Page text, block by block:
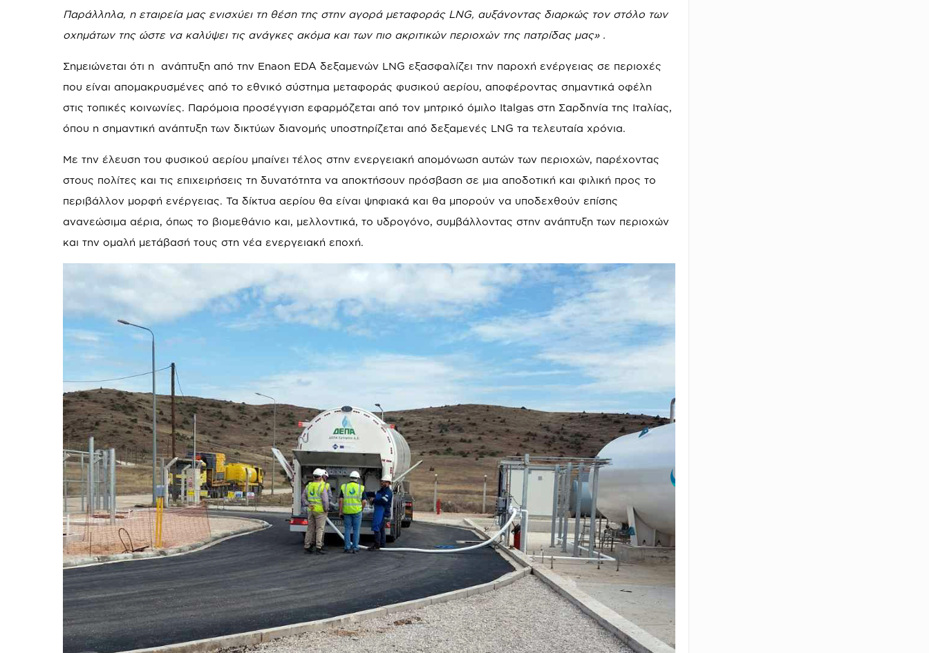
Παράλληλα, η εταιρεία μας ενισχύει τη θέση της στην αγορά μεταφοράς LNG, αυξάνοντας διαρκώς τον στόλο των
οχημάτων της ώστε να καλύψει τις ανάγκες ακόμα και των πιο ακριτικών περιοχών της πατρίδας μας» .
Σημειώνεται ότι η ανάπτυξη από την Enaon EDA δεξαμενών LNG εξασφαλίζει την παροχή ενέργειας σε περιοχές
που είναι απομακρυσμένες από το εθνικό σύστημα μεταφοράς φυσικού αερίου, αποφέροντας σημαντικά οφέλη
στις τοπικές κοινωνίες. Παρόμοια προσέγγιση εφαρμόζεται από τον μητρικό όμιλο Italgas στη Σαρδηνία της Ιταλίας,
όπου η σημαντική ανάπτυξη των δικτύων διανομής υποστηρίζεται από δεξαμενές LNG τα τελευταία χρόνια.
Με την έλευση του φυσικού αερίου μπαίνει τέλος στην ενεργειακή απομόνωση αυτών των περιοχών, παρέχοντας
στους πολίτες και τις επιχειρήσεις τη δυνατότητα να αποκτήσουν πρόσβαση σε μια αποδοτική και φιλική προς το
περιβάλλον μορφή ενέργειας. Τα δίκτυα αερίου θα είναι ψηφιακά και θα μπορούν να υποδεχθούν επίσης
ανανεώσιμα αέρια, όπως το βιομεθάνιο και, μελλοντικά, το υδρογόνο, συμβάλλοντας στην ανάπτυξη των περιοχών
και την ομαλή μετάβασή τους στη νέα ενεργειακή εποχή.